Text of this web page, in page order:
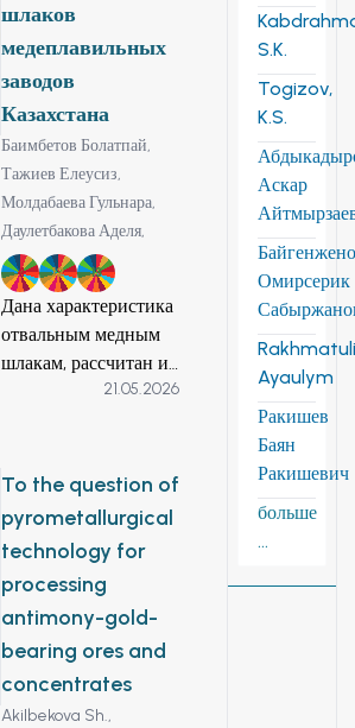
шлаков
медеплавильных
заводов
Казахстана
Баимбетов Болатпай,
Тажиев Елеусиз,
Молдабаева Гульнара,
Даулетбакова Аделя,
4 12 13
Дана характеристика
отвальным медным
шлакам, рассчитан их
рациональный
переработки
подобных шлаков
предложено
применение процесса
выщелачивания
растворами серной
кислоты, не
требующего затрат
тепловой энергии
21.05.2026
To the question of
pyrometallurgical
technology for
processing
antimony-gold-
bearing ores and
concentrates
Akilbekova Sh.,
S.K.
Togizov,
K.S.
Аскар
Омирсерик
Ayaulym
Ракишев
Баян
Ракишевич
больше
...